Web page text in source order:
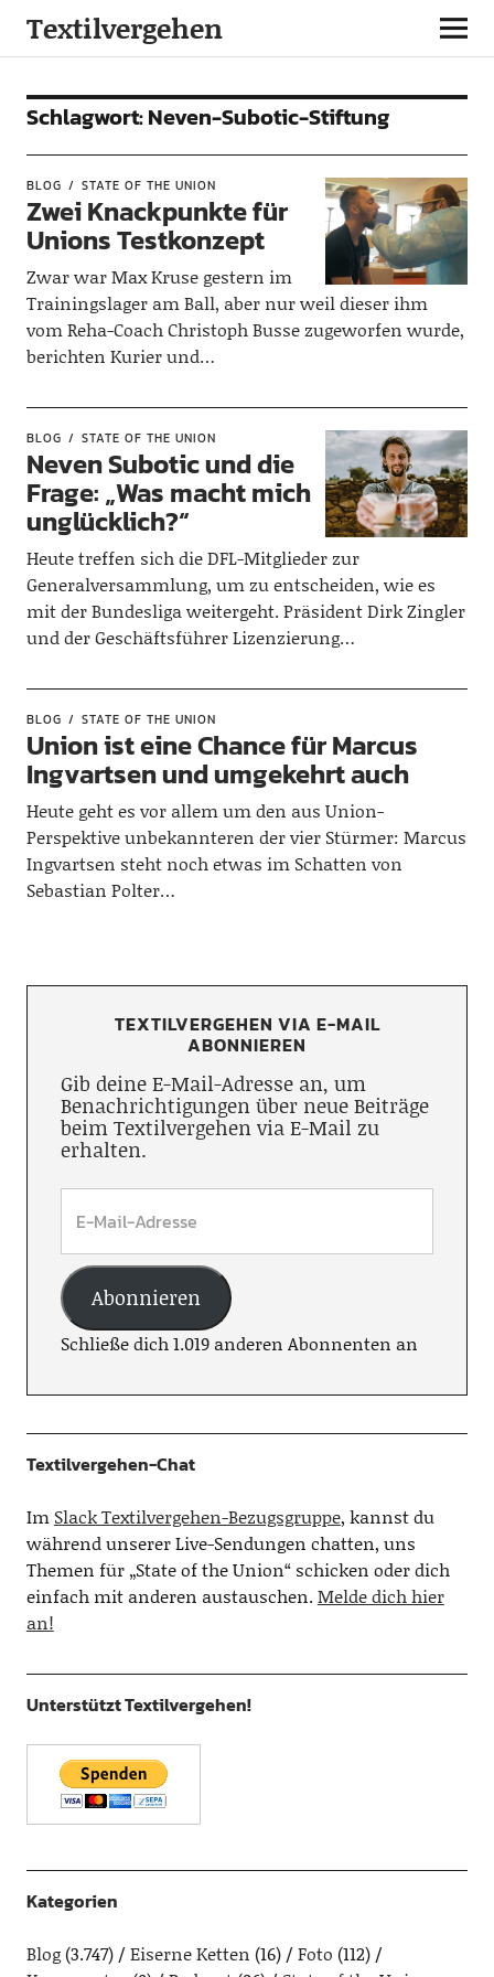
Textilvergehen
Schlagwort:Neven-Subotic-Stiftung
BLOG STATE OF THE UNION
Zwei Knackpunkte für
Unions Testkonzept
Zwar war Max Kruse gestern im
Trainingslager am Ball, aber nur weil dieser ihm
vom Reha-Coach Christoph Busse zugeworfen wurde,
berichten Kurier und…
BLOG STATE OF THE UNION
Neven Subotic und die
Frage: „Was macht mich
unglücklich?“
Heute treffen sich die DFL-Mitglieder zur
Generalversammlung, um zu entscheiden, wie es
mit der Bundesliga weitergeht. Präsident Dirk Zingler
und der Geschäftsführer Lizenzierung…
BLOG STATE OF THE UNION
Union ist eine Chance für Marcus
Ingvartsen und umgekehrt auch
Heute geht es vor allem um den aus Union-
Perspektive unbekannteren der vier Stürmer: Marcus
Ingvartsen steht noch etwas im Schatten von
Sebastian Polter…
TEXTILVERGEHEN VIA E-MAIL
ABONNIEREN
Gib deine E-Mail-Adresse an, um
Benachrichtigungen über neue Beiträge
beim Textilvergehen via E-Mail zu
erhalten.
Abonnieren
Schließe dich 1.019 anderen Abonnenten an
Textilvergehen-Chat
Im Slack Textilvergehen-Bezugsgruppe, kannst du
während unserer Live-Sendungen chatten, uns
Themen für „State of the Union“ schicken oder dich
einfach mit anderen austauschen.Melde dich hier
an!
Unterstützt Textilvergehen!
Kategorien
Blog(3.747) Eiserne Ketten (16) Foto (112)